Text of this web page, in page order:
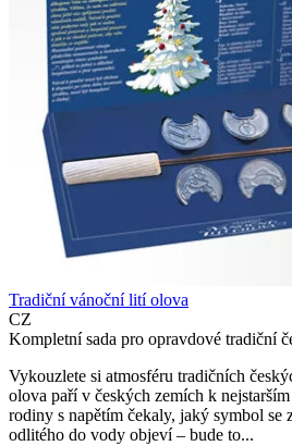
Tradiční vánoční lití olova
CZ
Kompletní sada pro opravdové tradiční
Vykouzlete si atmosféru tradičních
olova paří v českých zemích k
rodiny s napětím čekaly, jaký symbol se
odlitého do vody objeví – bude to...